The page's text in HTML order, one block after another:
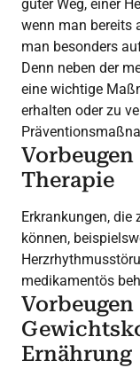
guter Weg, einer
wenn man bereits
man besonders
Denn neben der
eine wichtige
erhalten oder zu
Therapie
Erkrankungen, die
können,
medikamentös
Ernährung